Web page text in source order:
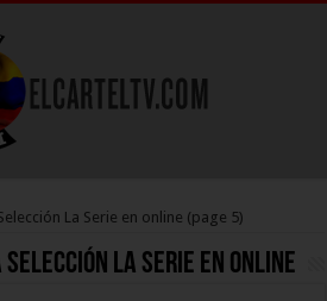
La Serie en online (page 5)
Selección La Serie en online